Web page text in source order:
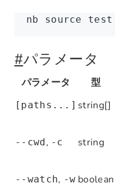
nb source test
#パラメータ
パラメータ 型
[paths...] string[]
--cwd, -c string
--watch, -w boolean